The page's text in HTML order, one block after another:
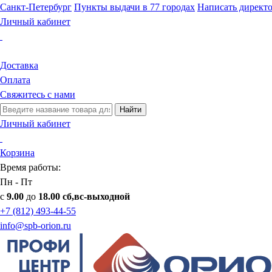
Санкт-Петербург Пункты выдачи в 77 городах Написать
Личный кабинет
Доставка
Оплата
Свяжитесь с нами
Найти
Личный кабинет
Корзина
Время работы:
Пн - Пт
с 9.00 до 18.00 сб,вс-выходной
+7 (812) 493-44-55
info@spb-orion.ru